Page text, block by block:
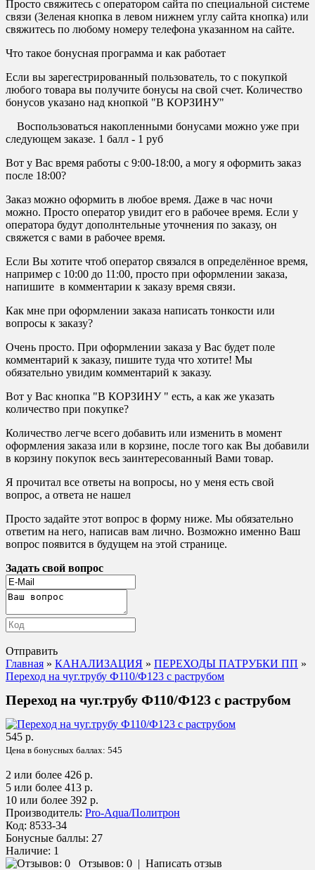
Просто свяжитесь с оператором сайта по специальной системе
связи (Зеленая кнопка в левом нижнем углу сайта кнопка) или
свяжитесь по любому номеру телефона указанном на сайте.
Что такое бонусная программа и как работает
Если вы зарегестрированный пользователь, то с покупкой
любого товара вы получите бонусы на свой счет. Количество
бонусов указано над кнопкой "В КОРЗИНУ"
Воспользоваться накопленными бонусами можно уже при
следующем заказе. 1 балл - 1 руб
Вот у Вас время работы с 9:00-18:00, а могу я оформить заказ
после 18:00?
Заказ можно оформить в любое время. Даже в час ночи
можно. Просто оператор увидит его в рабочее время. Если у
оператора будут дополнтельные уточнения по заказу, он
свяжется с вами в рабочее время.
Если Вы хотите чтоб оператор связался в определённое время,
например с 10:00 до 11:00, просто при оформлении заказа,
напишите в комментарии к заказу время связи.
Как мне при оформлении заказа написать тонкости или
вопросы к заказу?
Очень просто. При оформлении заказа у Вас будет поле
комментарий к заказу, пишите туда что хотите! Мы
обязательно увидим комментарий к заказу.
Вот у Вас кнопка "В КОРЗИНУ " есть, а как же указать
количество при покупке?
Количество легче всего добавить или изменить в момент
оформления заказа или в корзине, после того как Вы добавили
в корзину покупок весь заинтересованный Вами товар.
Я прочитал все ответы на вопросы, но у меня есть свой
вопрос, а ответа не нашел
Просто задайте этот вопрос в форму ниже. Мы обязательно
ответим на него, написав вам лично. Возможно именно Ваш
вопрос появится в будущем на этой странице.
Задать свой вопрос
Отправить
Главная » КАНАЛИЗАЦИЯ » ПЕРЕХОДЫ ПАТРУБКИ ПП »
Переход на чуг.трубу Ф110/Ф123 с раструбом
Переход на чуг.трубу Ф110/Ф123 с раструбом
545 р.
Цена в бонусных баллах: 545
2 или более 426 р.
5 или более 413 р.
10 или более 392 р.
Производитель: Pro-Aqua/Политрон
Код: 8533-34
Бонусные баллы: 27
Наличие: 1
Отзывов: 0 | Написать отзыв